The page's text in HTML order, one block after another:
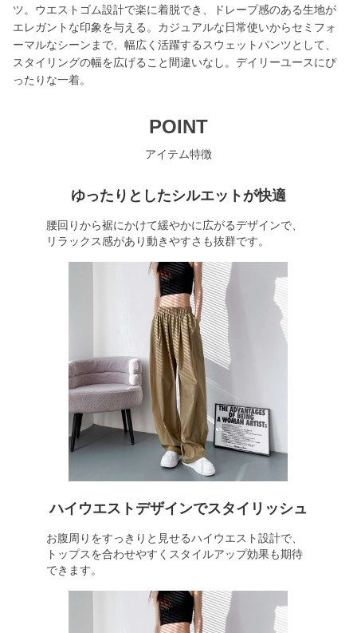
ツ。ウエストゴム設計で楽に着脱でき、ドレープ感のある生地が
エレガントな印象を与える。カジュアルな日常使いからセミフォ
ーマルなシーンまで、幅広く活躍するスウェットパンツとして、
スタイリングの幅を広げること間違いなし。デイリーユースにぴ
ったりな一着。
POINT
アイテム特徴
ゆったりとしたシルエットが快適
腰回りから裾にかけて緩やかに広がるデザインで、
リラックス感があり動きやすさも抜群です。
ハイウエストデザインでスタイリッシュ
お腹周りをすっきりと見せるハイウエスト設計で、
トップスを合わせやすくスタイルアップ効果も期待
できます。